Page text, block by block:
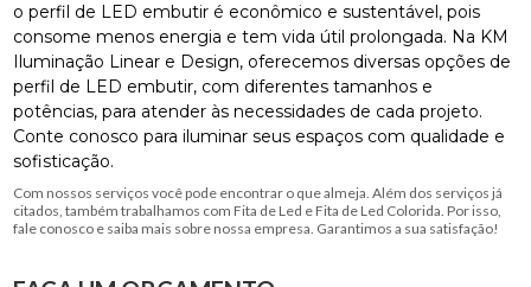
o perfil de LED embutir é econômico e sustentável, pois
consome menos energia e tem vida útil prolongada. Na KM
Iluminação Linear e Design, oferecemos diversas opções de
perfil de LED embutir, com diferentes tamanhos e
potências, para atender às necessidades de cada projeto.
Conte conosco para iluminar seus espaços com qualidade e
sofisticação.
Com nossos serviços você pode encontrar o que almeja. Além dos serviços já
citados, também trabalhamos com Fita de Led e Fita de Led Colorida. Por isso,
fale conosco e saiba mais sobre nossa empresa. Garantimos a sua satisfação!